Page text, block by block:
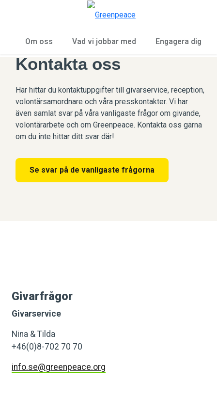
Om oss Vad vi jobbar med Engagera dig
Kontakta oss
Här hittar du kontaktuppgifter till givarservice, reception,
volontärsamordnare och våra presskontakter. Vi har
även samlat svar på våra vanligaste frågor om givande,
volontärarbete och om Greenpeace. Kontakta oss gärna
om du inte hittar ditt svar där!
Se svar på de vanligaste frågorna
Givarfrågor
Givarservice
Nina & Tilda
+46(0)8-702 70 70
info.se@greenpeace.org